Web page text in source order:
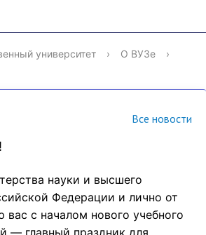
НАУЧНАЯ
ДЕЯТЕЛЬНОСТЬ
университет › О ВУЗе
›
Все новости
науки и высшего
Федерации и лично от
вас с началом нового учебного